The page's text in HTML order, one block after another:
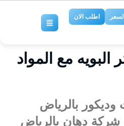
اطلب الان
البويه مع المواد
وديكور بالرياض